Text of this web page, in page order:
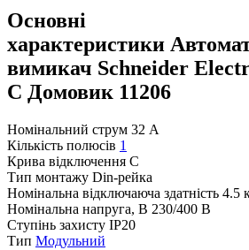
Основні
характеристики
вимикач Schneider
C Домовик 11206
Номінальний струм 32 А
Кількість полюсів 1
Крива відключення C
Тип монтажу Din-рейка
Номінальна відключаюча здатність 4.5
Номінальна напруга, В 230/400 В
Ступінь захисту IP20
Тип Модульний